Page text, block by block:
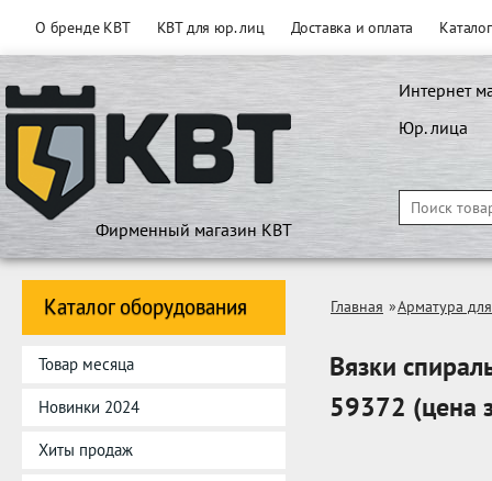
О бренде КВТ КВТ для юр. лиц Доставка и оплата
Фирменный магазин КВТ
Интернет
Юр. лица
Каталог оборудования
Товар месяца
Новинки 2024
Хиты продаж
Главная »Арматура
Вязки
59372 (цена